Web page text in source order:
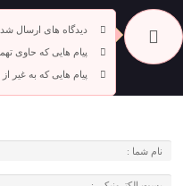
دیدگاه های ارسال
پیام هایی که حاوی
پیام هایی که به غیر